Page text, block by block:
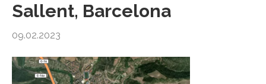
Sallent, Barcelona
09.02.2023